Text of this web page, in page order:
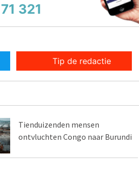
321
Tip de redactie
Tienduizenden mensen
ontvluchten Congo naar Burundi